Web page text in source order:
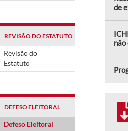
REVISÃO DO ESTATUTO
Revisão do
Estatuto
DEFESO ELEITORAL
Defeso Eleitoral
de